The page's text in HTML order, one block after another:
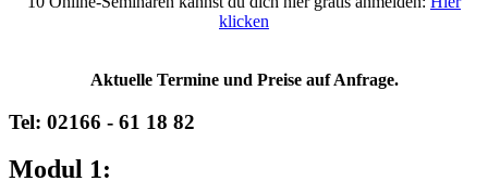
klicken
Aktuelle Termine und Preise auf Anfrage.
Tel: 02166 - 61 18 82
Modul 1: